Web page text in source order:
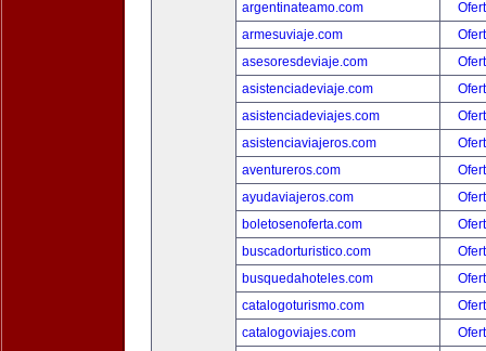
argentinateamo.com
armesuviaje.com
asesoresdeviaje.com
asistenciadeviaje.com
asistenciadeviajes.com
asistenciaviajeros.com
aventureros.com
ayudaviajeros.com
boletosenoferta.com
buscadorturistico.com
busquedahoteles.com
catalogoturismo.com
catalogoviajes.com